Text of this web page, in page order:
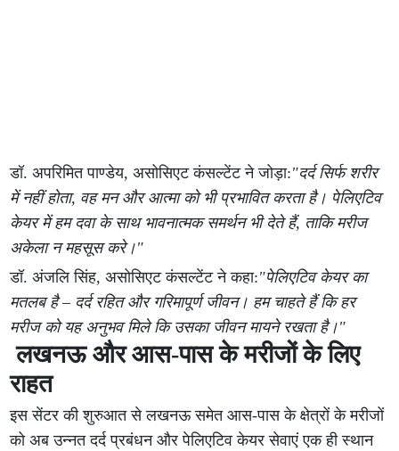
डॉ. अपरिमित पाण्डेय, असोसिएट कंसल्टेंट ने जोड़ा:"दर्द सिर्फ शरीर
में नहीं होता, वह मन और आत्मा को भी प्रभावित करता है। पेलिएटिव
केयर में हम दवा के साथ भावनात्मक समर्थन भी देते हैं, ताकि मरीज
अकेला न महसूस करे।"
डॉ. अंजलि सिंह, असोसिएट कंसल्टेंट ने कहा:"पेलिएटिव केयर का
मतलब है – दर्द रहित और गरिमापूर्ण जीवन। हम चाहते हैं कि हर
मरीज को यह अनुभव मिले कि उसका जीवन मायने रखता है।"
लखनऊ और आस-पास के मरीजों के लिए
राहत
इस सेंटर की शुरुआत से लखनऊ समेत आस-पास के क्षेत्रों के मरीजों
को अब उन्नत दर्द प्रबंधन और पेलिएटिव केयर सेवाएं एक ही स्थान